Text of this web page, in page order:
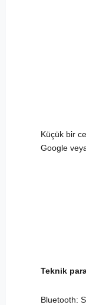
Küçük bir
Google
Teknik
Bluetooth: